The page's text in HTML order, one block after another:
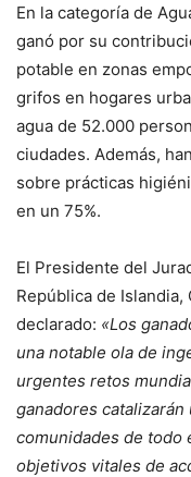
En la categoría de
ganó por su
potable en zonas
grifos en hogares
agua de 52.000
ciudades. Además,
sobre prácticas
en un 75%.
El Presidente del
República de Islandia,
declarado: «Los
una notable ola de
urgentes retos
ganadores
comunidades de todo
objetivos vitales de